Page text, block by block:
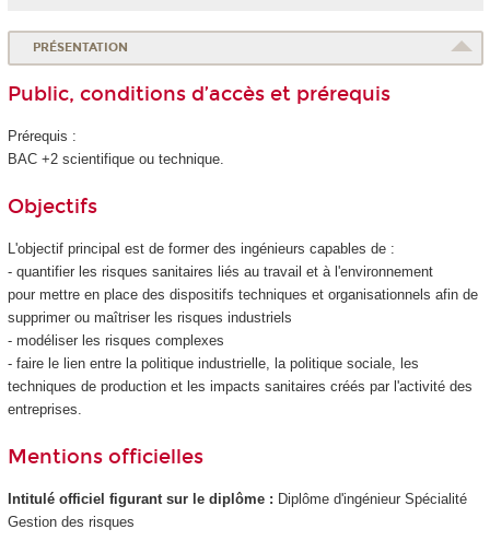
PRÉSENTATION
Public, conditions d’accès et prérequis
Prérequis :
BAC +2 scientifique ou technique.
Objectifs
L'objectif principal est de former des ingénieurs capables de :
- quantifier les risques sanitaires liés au travail et à l'environnement
pour mettre en place des dispositifs techniques et organisationnels afin de
supprimer ou maîtriser les risques industriels
- modéliser les risques complexes
- faire le lien entre la politique industrielle, la politique sociale, les
techniques de production et les impacts sanitaires créés par l'activité des
entreprises.
Mentions officielles
Intitulé officiel figurant sur le diplôme : Diplôme d'ingénieur Spécialité
Gestion des risques